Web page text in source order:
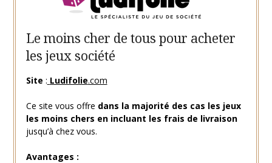
Le moins cher de tous pour acheter
les jeux société
Site : Ludifolie.com
Ce site vous offre dans la majorité des cas les jeux
les moins chers en incluant les frais de livraison
jusqu’à chez vous.
Avantages :